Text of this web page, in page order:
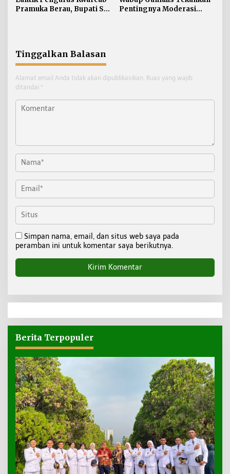
Pramuka Berau, Bupati Sri
Pentingnya Moderasi
Tinggalkan Balasan
Alamat email Anda tidak akan dipublikasikan. Ruas yang wajib
ditandai *
Simpan nama, email, dan situs web saya pada
peramban ini untuk komentar saya berikutnya.
Berita Terpopuler